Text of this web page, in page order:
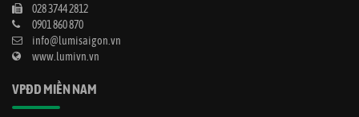
028 3744 2812
0901 860 870
info@lumisaigon.vn
www.lumivn.vn
VPĐD MIỀN NAM